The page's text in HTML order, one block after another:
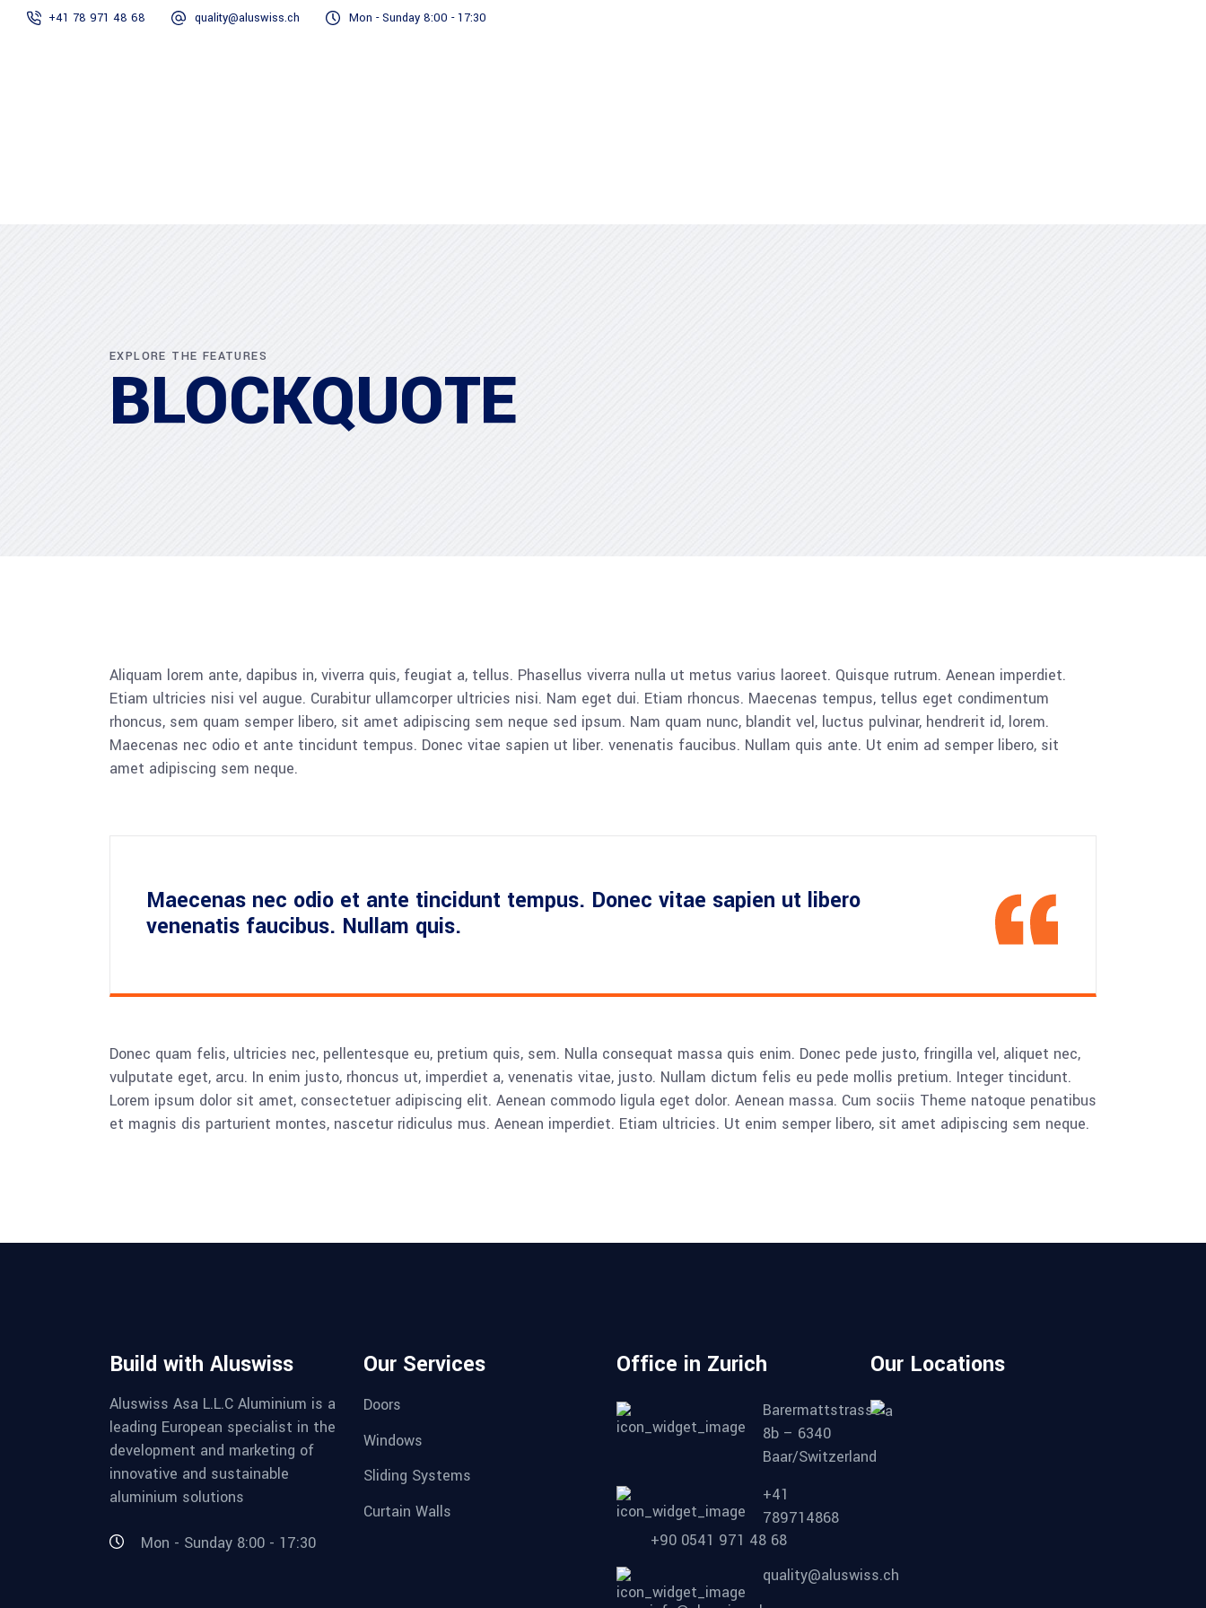
+41 78 971 48 68 quality@aluswiss.ch Mon - Sunday 8:00 - 17:30
EXPLORE THE FEATURES
BLOCKQUOTE
Aliquam lorem ante, dapibus in, viverra quis, feugiat a, tellus. Phasellus viverra nulla ut metus varius laoreet. Quisque rutrum. Aenean imperdiet.
Etiam ultricies nisi vel augue. Curabitur ullamcorper ultricies nisi. Nam eget dui. Etiam rhoncus. Maecenas tempus, tellus eget condimentum
rhoncus, sem quam semper libero, sit amet adipiscing sem neque sed ipsum. Nam quam nunc, blandit vel, luctus pulvinar, hendrerit id, lorem.
Maecenas nec odio et ante tincidunt tempus. Donec vitae sapien ut liber. venenatis faucibus. Nullam quis ante. Ut enim ad semper libero, sit
amet adipiscing sem neque.
Maecenas nec odio et ante tincidunt tempus. Donec vitae sapien ut libero
venenatis faucibus. Nullam quis.
Donec quam felis, ultricies nec, pellentesque eu, pretium quis, sem. Nulla consequat massa quis enim. Donec pede justo, fringilla vel, aliquet nec,
vulputate eget, arcu. In enim justo, rhoncus ut, imperdiet a, venenatis vitae, justo. Nullam dictum felis eu pede mollis pretium. Integer tincidunt.
Lorem ipsum dolor sit amet, consectetuer adipiscing elit. Aenean commodo ligula eget dolor. Aenean massa. Cum sociis Theme natoque penatibus
et magnis dis parturient montes, nascetur ridiculus mus. Aenean imperdiet. Etiam ultricies. Ut enim semper libero, sit amet adipiscing sem neque.
Build with Aluswiss
Aluswiss Asa L.L.C Aluminium is a
leading European specialist in the
development and marketing of
innovative and sustainable
aluminium solutions
Mon - Sunday 8:00 - 17:30
Our Services
Doors
Windows
Sliding Systems
Curtain Walls
Office in Zurich
Barermattstrasse
8b – 6340
Baar/Switzerland
+41
789714868
+90 0541 971 48 68
quality@aluswiss.ch
Our Locations